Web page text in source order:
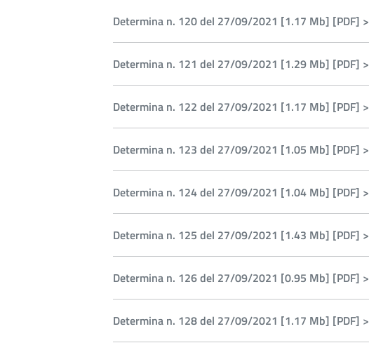
Determina n. 120 del 27/09/2021 [1.17 Mb] [PDF] >
Determina n. 121 del 27/09/2021 [1.29 Mb] [PDF] >
Determina n. 122 del 27/09/2021 [1.17 Mb] [PDF] >
Determina n. 123 del 27/09/2021 [1.05 Mb] [PDF] >
Determina n. 124 del 27/09/2021 [1.04 Mb] [PDF] >
Determina n. 125 del 27/09/2021 [1.43 Mb] [PDF] >
Determina n. 126 del 27/09/2021 [0.95 Mb] [PDF] >
Determina n. 128 del 27/09/2021 [1.17 Mb] [PDF] >